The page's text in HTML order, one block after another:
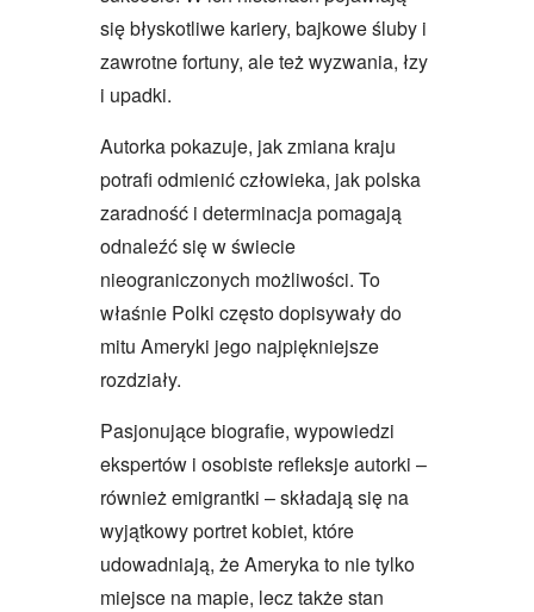
się błyskotliwe kariery, bajkowe śluby i
zawrotne fortuny, ale też wyzwania, łzy
i upadki.
Autorka pokazuje, jak zmiana kraju
potrafi odmienić człowieka, jak polska
zaradność i determinacja pomagają
odnaleźć się w świecie
nieograniczonych możliwości. To
właśnie Polki często dopisywały do
mitu Ameryki jego najpiękniejsze
rozdziały.
Pasjonujące biografie, wypowiedzi
ekspertów i osobiste refleksje autorki –
również emigrantki – składają się na
wyjątkowy portret kobiet, które
udowadniają, że Ameryka to nie tylko
miejsce na mapie, lecz także stan